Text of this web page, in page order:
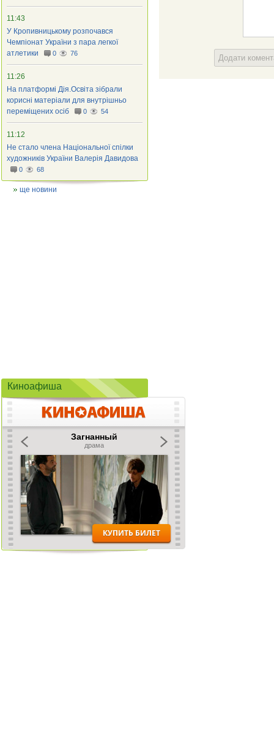
Додати
11:43
У Кропивницькому розпочався
Чемпіонат України з пара легкої
атлетики
0 76
11:26
На платформі Дія.Освіта зібрали
корисні матеріали для внутрішньо
переміщених осіб
0 54
11:12
Не стало члена Національної спілки
художників України Валерія Давидова
0 68
ще новини
Киноафиша